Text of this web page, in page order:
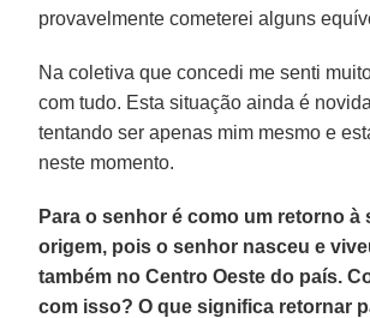
provavelmente cometerei alguns
Na coletiva que concedi me senti
com tudo. Esta situação ainda é
tentando ser apenas mim mesmo e
neste momento.
Para o senhor é como um retorno à
origem, pois o senhor nasceu e
também no Centro Oeste do país.
com isso? O que significa retornar